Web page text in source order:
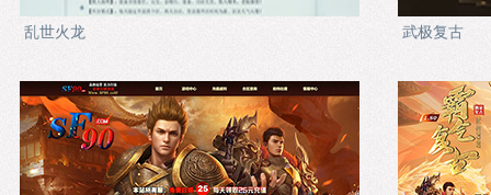
乱世火龙 武极复古